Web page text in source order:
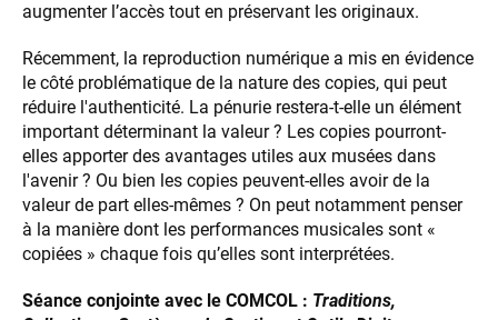
augmenter l’accès tout en préservant les originaux.
Récemment, la reproduction numérique a mis en évidence
le côté problématique de la nature des copies, qui peut
réduire l'authenticité. La pénurie restera-t-elle un élément
important déterminant la valeur ? Les copies pourront-
elles apporter des avantages utiles aux musées dans
l'avenir ? Ou bien les copies peuvent-elles avoir de la
valeur de part elles-mêmes ? On peut notamment penser
à la manière dont les performances musicales sont «
copiées » chaque fois qu’elles sont interprétées.
Séance conjointe avec le COMCOL : Traditions,